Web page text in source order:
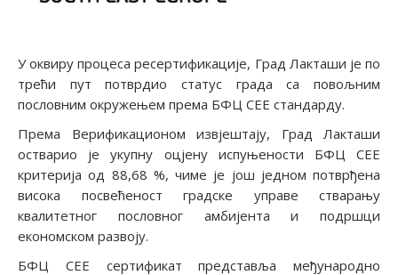
У оквиру процеса ресертификације, Град Лакташи је по
трећи пут потврдио статус града са повољним
пословним окружењем према БФЦ СЕЕ стандарду.
Према Верификационом извјештају, Град Лакташи
остварио је укупну оцјену испуњености БФЦ СЕЕ
критерија од 88,68 %, чиме је још једном потврђена
висока посвећеност градске управе стварању
квалитетног пословног амбијента и подршци
економском развоју.
БФЦ СЕЕ сертификат представља међународно